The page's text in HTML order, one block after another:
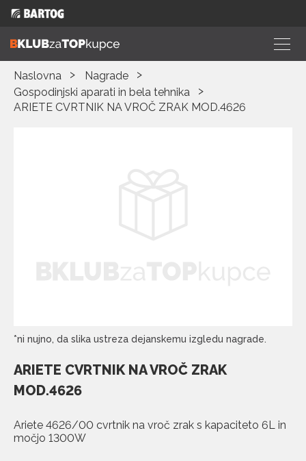
Naslovna
Nagrade
Gospodinjski aparati in bela tehnika
ARIETE CVRTNIK NA VROČ ZRAK MOD.4626
*ni nujno, da slika ustreza dejanskemu izgledu nagrade.
ARIETE CVRTNIK NA VROČ ZRAK
MOD.4626
Ariete 4626/00 cvrtnik na vroč zrak s kapaciteto 6L in
močjo 1300W